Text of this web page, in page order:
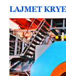
LAJMET